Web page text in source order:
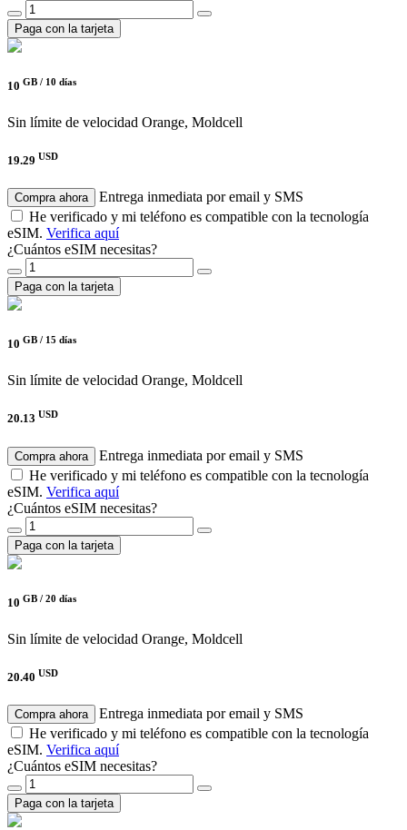
Paga con la tarjeta
10 GB / 10 días
Sin límite de velocidad Orange, Moldcell
19.29 USD
Compra ahora
Entrega inmediata por email y SMS
He verificado y mi teléfono es compatible con la tecnología
eSIM. Verifica aquí
¿Cuántos eSIM necesitas?
Paga con la tarjeta
10 GB / 15 días
Sin límite de velocidad Orange, Moldcell
20.13 USD
Compra ahora
Entrega inmediata por email y SMS
He verificado y mi teléfono es compatible con la tecnología
eSIM. Verifica aquí
¿Cuántos eSIM necesitas?
Paga con la tarjeta
10 GB / 20 días
Sin límite de velocidad Orange, Moldcell
20.40 USD
Compra ahora
Entrega inmediata por email y SMS
He verificado y mi teléfono es compatible con la tecnología
eSIM. Verifica aquí
¿Cuántos eSIM necesitas?
Paga con la tarjeta